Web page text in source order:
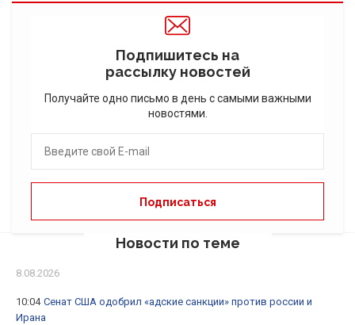
Подпишитесь на
рассылку новостей
Получайте одно письмо в день с самыми важными
новостями.
Новости по теме
8.08.2026
10:04 Сенат США одобрил «адские санкции» против россии и
Ирана